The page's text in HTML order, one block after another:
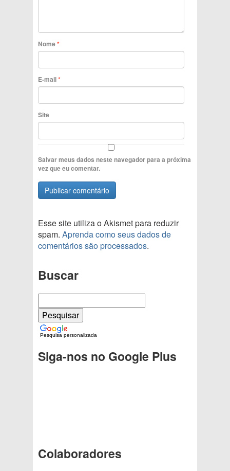
Nome*
E-mail*
Site
Salvar meus dados neste navegador para a próxima
vez que eu comentar.
Esse site utiliza o Akismet para reduzir
spam. Aprenda como seus dados de
comentários são processados.
Buscar
Pesquisa personalizada
Siga-nos no Google Plus
Colaboradores